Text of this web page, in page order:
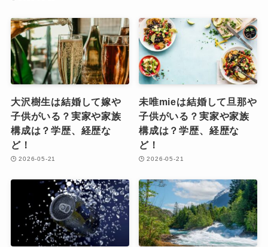
大沢樹生は結婚して嫁や
子供がいる？実家や家族
構成は？学歴、経歴な
ど！
2026-05-21
未唯mieは結婚して旦那や
子供がいる？実家や家族
構成は？学歴、経歴な
ど！
2026-05-21